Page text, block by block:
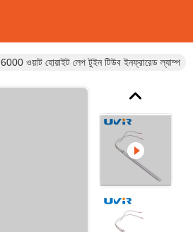
ওয়াট হোয়াইট লেপ টুইন টিউব ইনফ্রারেড ল্যাম্প